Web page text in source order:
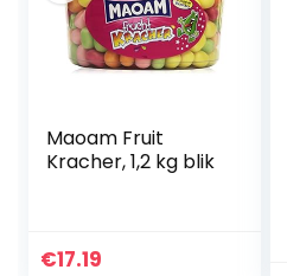
Maoam Fruit
Kracher, 1,2 kg blik
€17.19